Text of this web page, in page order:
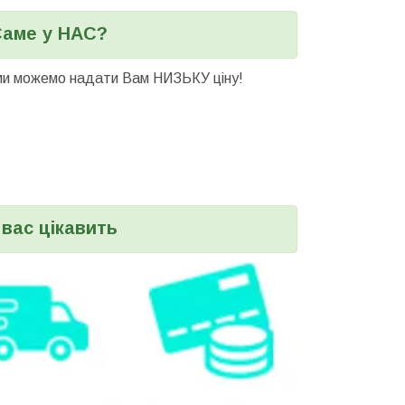
у НАС?
можемо надати Вам НИЗЬКУ ціну!
цікавить